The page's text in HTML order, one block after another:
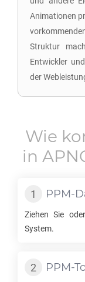
Animationen
Struktur
Entwickler
der
Wie
in
PPM-
Ziehen Sie
System.
PPM-